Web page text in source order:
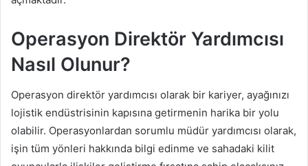
Operasyon Direktör Yardımcısı
Nasıl Olunur?
Operasyon direktör yardımcısı olarak bir kariyer, ayağınızı
lojistik endüstrisinin kapısına getirmenin harika bir yolu
olabilir. Operasyonlardan sorumlu müdür yardımcısı olarak,
işin tüm yönleri hakkında bilgi edinme ve sahadaki kilit